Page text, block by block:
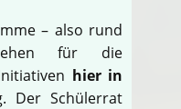
– also rund
für die
hier in
Der Schülerrat